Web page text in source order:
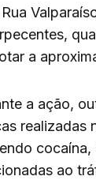
a
a ação,
realizadas
cocaína,
ao